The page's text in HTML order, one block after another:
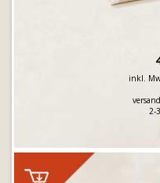
inkl.
2-